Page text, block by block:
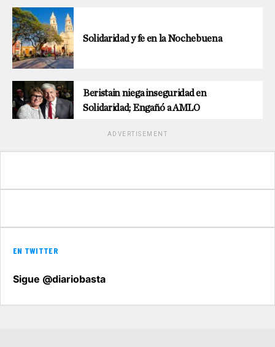
Solidaridad y fe en la Nochebuena
Beristain niega inseguridad en
Solidaridad; Engañó a AMLO
ADVERTISEMENT
EN TWITTER
Sigue @diariobasta